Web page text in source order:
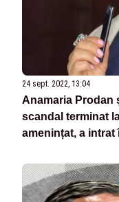
24 sept. 2022, 13:04
Anamaria Prodan
scandal terminat
amenințat, a intrat